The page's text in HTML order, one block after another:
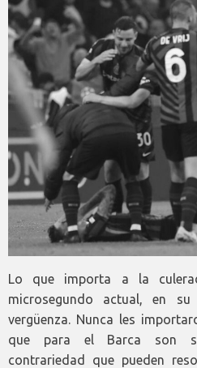
Lo que importa a la
microsegundo actual, en
vergüenza. Nunca les
que para el Barca son
contrariedad que pueden